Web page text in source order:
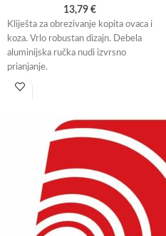
13,79 €
Kliješta za obrezivanje kopita ovaca i
koza. Vrlo robustan dizajn. Debela
aluminijska ručka nudi izvrsno
prianjanje.